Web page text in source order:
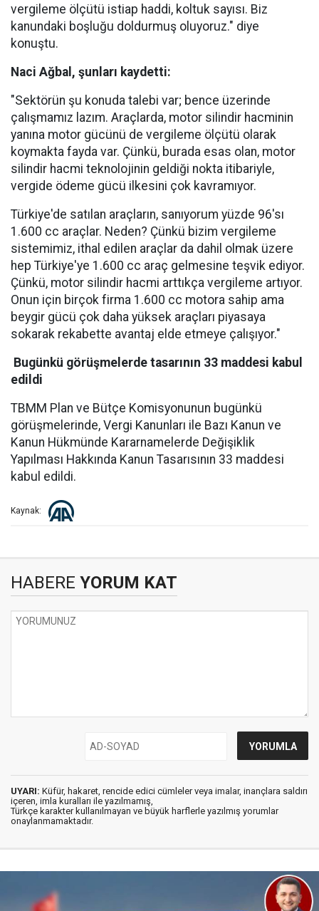
vergileme ölçütü istiap haddi, koltuk sayısı. Biz
kanundaki boşluğu doldurmuş oluyoruz." diye
konuştu.
Naci Ağbal, şunları kaydetti:
"Sektörün şu konuda talebi var; bence üzerinde
çalışmamız lazım. Araçlarda, motor silindir hacminin
yanına motor gücünü de vergileme ölçütü olarak
koymakta fayda var. Çünkü, burada esas olan, motor
silindir hacmi teknolojinin geldiği nokta itibariyle,
vergide ödeme gücü ilkesini çok kavramıyor.
Türkiye'de satılan araçların, sanıyorum yüzde 96'sı
1.600 cc araçlar. Neden? Çünkü bizim vergileme
sistemimiz, ithal edilen araçlar da dahil olmak üzere
hep Türkiye'ye 1.600 cc araç gelmesine teşvik ediyor.
Çünkü, motor silindir hacmi arttıkça vergileme artıyor.
Onun için birçok firma 1.600 cc motora sahip ama
beygir gücü çok daha yüksek araçları piyasaya
sokarak rekabette avantaj elde etmeye çalışıyor."
Bugünkü görüşmelerde tasarının 33 maddesi kabul
edildi
TBMM Plan ve Bütçe Komisyonunun bugünkü
görüşmelerinde, Vergi Kanunları ile Bazı Kanun ve
Kanun Hükmünde Kararnamelerde Değişiklik
Yapılması Hakkında Kanun Tasarısının 33 maddesi
kabul edildi.
Kaynak:
HABERE YORUM KAT
UYARI: Küfür, hakaret, rencide edici cümleler veya imalar, inançlara saldırı
içeren, imla kuralları ile yazılmamış,
Türkçe karakter kullanılmayan ve büyük harflerle yazılmış yorumlar
onaylanmamaktadır.